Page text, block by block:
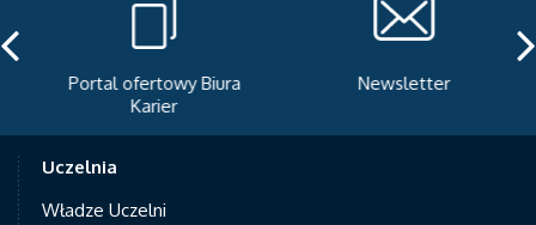
Portal ofertowy Biura
Karier
Newsletter
Uczelnia
Władze Uczelni